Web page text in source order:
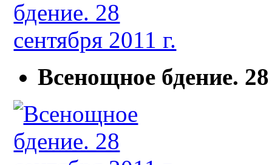
Всенощное бдение.